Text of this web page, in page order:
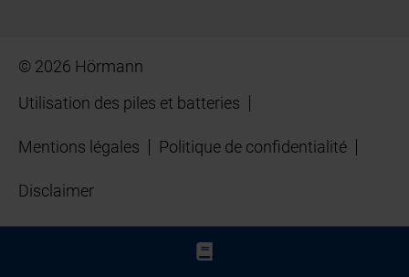
© 2026 Hörmann
Utilisation des piles et batteries
Mentions légales Politique de confidentialité
Disclaimer